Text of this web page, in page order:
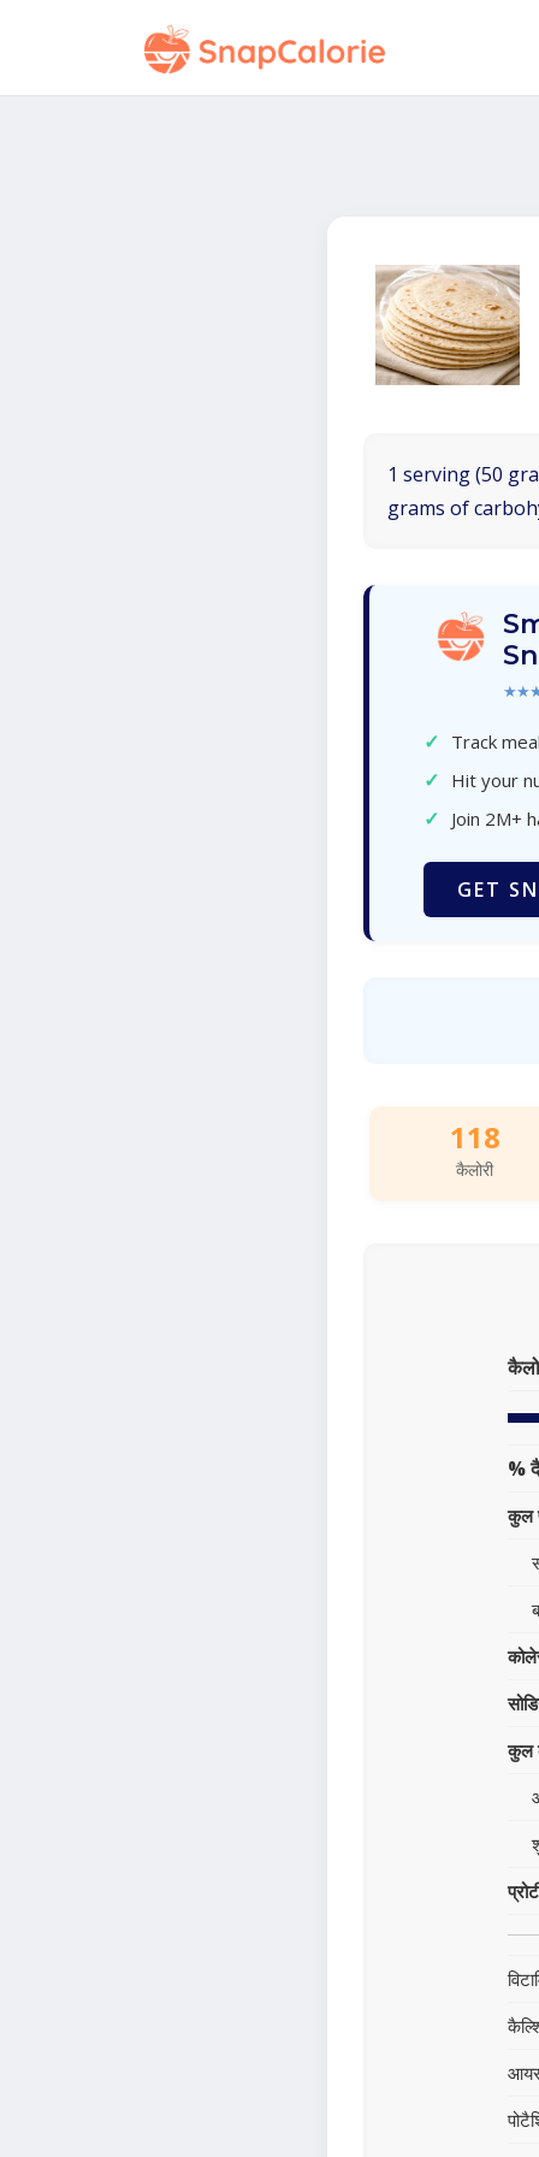
1 serving (50
grams of
✓ Track
✓ Hit your
✓ Join 2M+
GET
118
कैलोरी
%
कुल
कुल